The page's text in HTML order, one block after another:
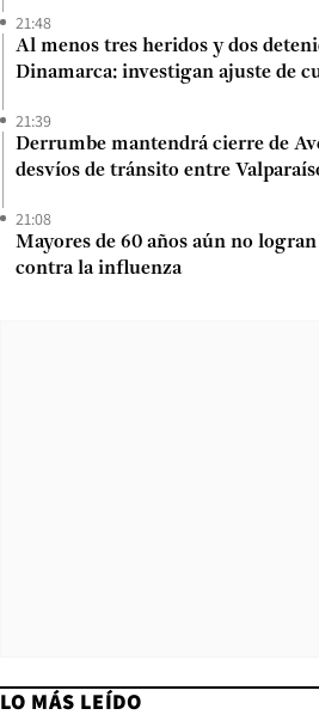
21:48
Al menos tres heridos y dos
Dinamarca: investigan ajuste de
21:39
Derrumbe mantendrá cierre de
desvíos de tránsito entre
21:08
Mayores de 60 años aún no
contra la influenza
LO MÁS LEÍDO